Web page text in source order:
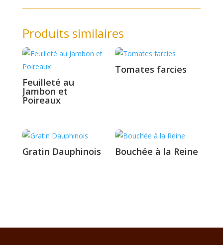
Produits similaires
Feuilleté au
Jambon et
Poireaux
Tomates farcies
Gratin Dauphinois Bouchée à la Reine